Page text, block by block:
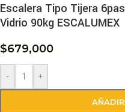
Escalera Tipo Tijera
Vidrio 90kg ESCALUMEX
$679,000
- +